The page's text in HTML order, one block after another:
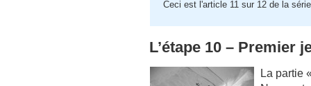
Ceci est l'article 11 sur 12 de la
L’étape 10 – Premier
La partie